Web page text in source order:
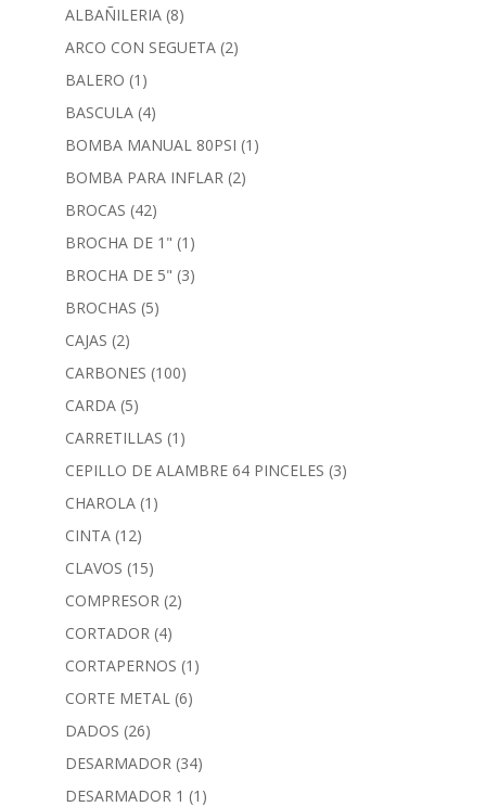
ALBAÑILERIA (8)
ARCO CON SEGUETA (2)
BALERO (1)
BASCULA (4)
BOMBA MANUAL 80PSI (1)
BOMBA PARA INFLAR (2)
BROCAS (42)
BROCHA DE 1" (1)
BROCHA DE 5" (3)
BROCHAS (5)
CAJAS (2)
CARBONES (100)
CARDA (5)
CARRETILLAS (1)
CEPILLO DE ALAMBRE 64 PINCELES (3)
CHAROLA (1)
CINTA (12)
CLAVOS (15)
COMPRESOR (2)
CORTADOR (4)
CORTAPERNOS (1)
CORTE METAL (6)
DADOS (26)
DESARMADOR (34)
DESARMADOR 1 (1)